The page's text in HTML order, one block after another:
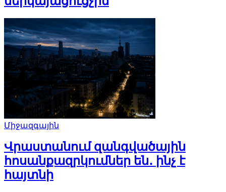
Միջազգային
Վրաստանում զանգվածային
հոսանքազրկումներ են․ ինչ է
հայտնի